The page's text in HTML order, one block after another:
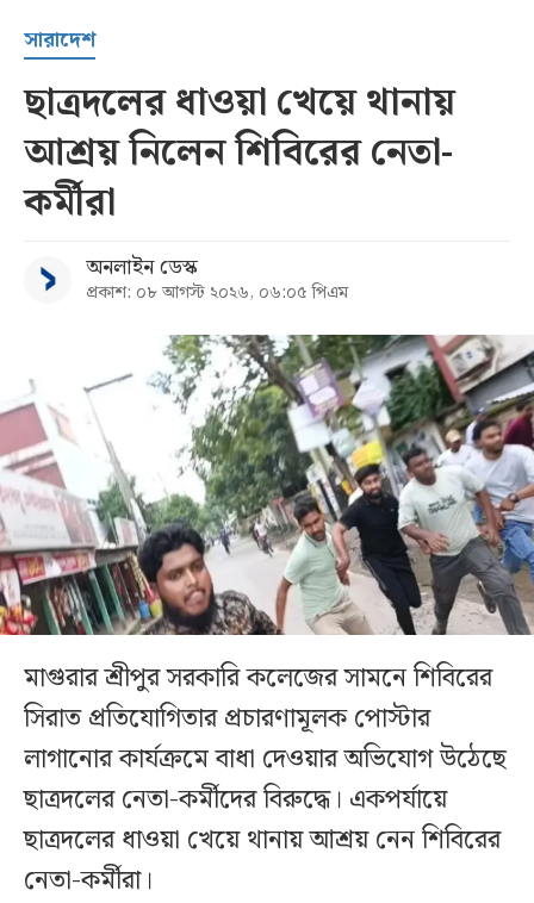
সারাদেশ
ছাত্রদলের ধাওয়া খেয়ে থানায়
আশ্রয় নিলেন শিবিরের নেতা-
কর্মীরা
অনলাইন ডেস্ক
প্রকাশ: ০৮ আগস্ট ২০২৬, ০৬:০৫ পিএম
মাগুরার শ্রীপুর সরকারি কলেজের সামনে শিবিরের
সিরাত প্রতিযোগিতার প্রচারণামূলক পোস্টার
লাগানোর কার্যক্রমে বাধা দেওয়ার অভিযোগ উঠেছে
ছাত্রদলের নেতা-কর্মীদের বিরুদ্ধে। একপর্যায়ে
ছাত্রদলের ধাওয়া খেয়ে থানায় আশ্রয় নেন শিবিরের
নেতা-কর্মীরা।